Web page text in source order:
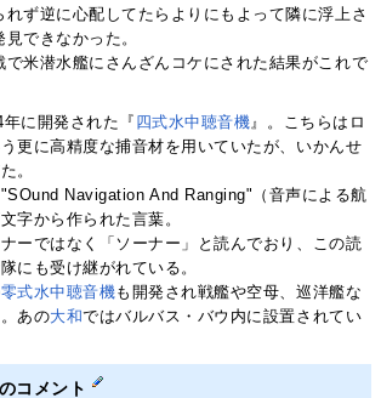
れず逆に心配してたらよりにもよって隣に浮上さ
できなかった。
で米潜水艦にさんざんコケにされた結果がこれで
に開発された『 四式水中聴音機 』。こちらはロ
更に高精度な捕音材を用いていたが、いかんせ
。
"SOund Navigation And Ranging"（音声による航
字から作られた言葉。
ーではなく「ソーナー」と読んでおり、この読
にも受け継がれている。
零式水中聴音機も開発され戦艦や空母、巡洋艦な
あの大和ではバルバス・バウ内に設置されてい
コメント